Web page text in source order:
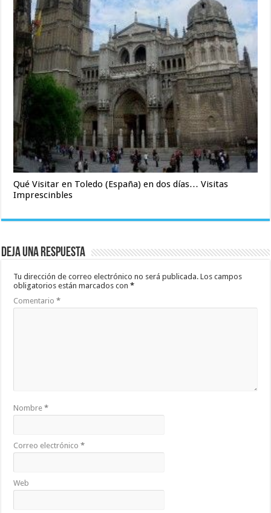
Qué Visitar en Toledo (España) en dos días… Visitas
Imprescinbles
Deja una respuesta
Tu dirección de correo electrónico no será publicada. Los campos
obligatorios están marcados con*
Comentario*
Nombre*
Correo electrónico*
Web